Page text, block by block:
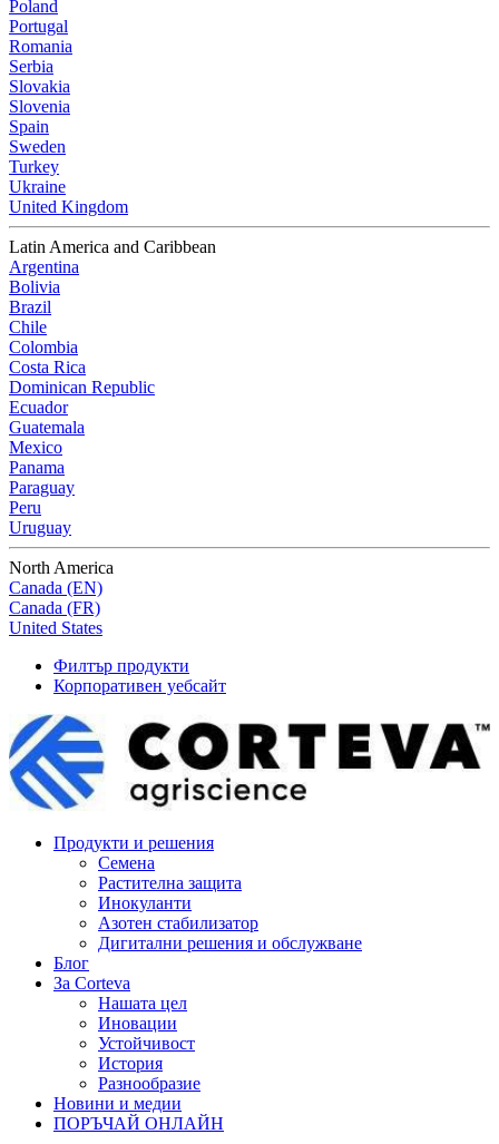
Poland
Portugal
Romania
Serbia
Slovakia
Slovenia
Spain
Sweden
Turkey
Ukraine
United Kingdom
Latin America and Caribbean
Argentina
Bolivia
Brazil
Chile
Colombia
Costa Rica
Dominican Republic
Ecuador
Guatemala
Mexico
Panama
Paraguay
Peru
Uruguay
North America
Canada (EN)
Canada (FR)
United States
Филтър продукти
Корпоративен уебсайт
Продукти и решения
Семена
Растителна защита
Инокуланти
Азотен стабилизатор
Дигитални решения и обслужване
Блог
За Corteva
Нашата цел
Иновации
Устойчивост
История
Разнообразие
Новини и медии
ПОРЪЧАЙ ОНЛАЙН